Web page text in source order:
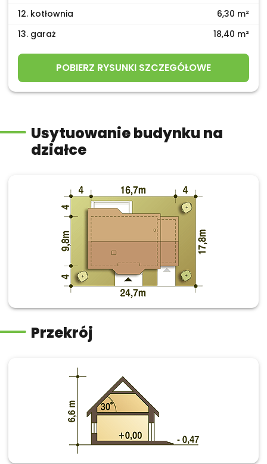
12. kotłownia
6,30 m²
13. garaż
18,40 m²
POBIERZ RYSUNKI SZCZEGÓŁOWE
Usytuowanie budynku na
działce
Przekrój